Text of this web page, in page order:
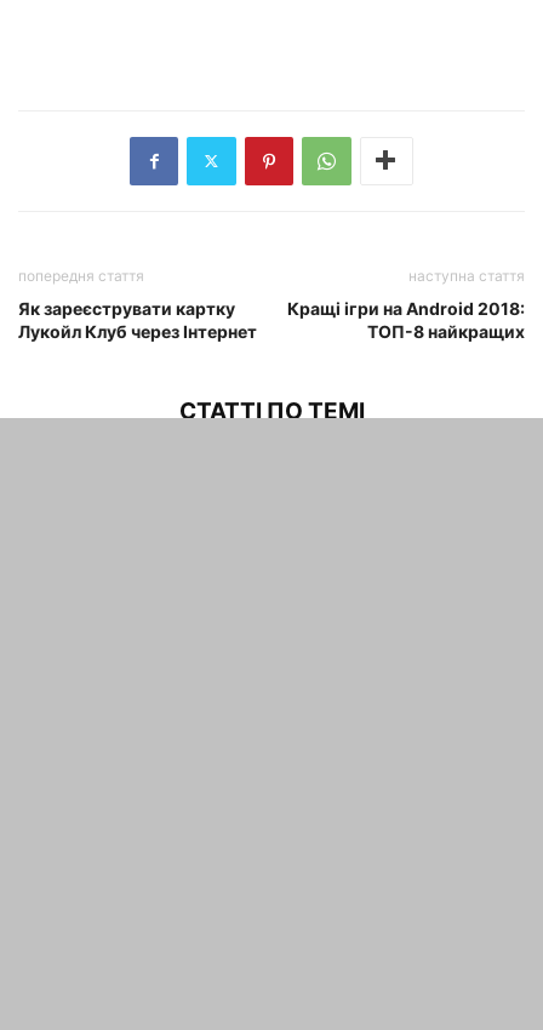
попередня стаття
Як зареєструвати картку
Лукойл Клуб через Інтернет
наступна стаття
Кращі ігри на Android 2018:
ТОП-8 найкращих
СТАТТІ ПО ТЕМІ